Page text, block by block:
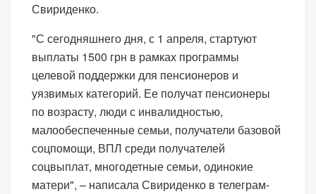
Свириденко.
"С сегодняшнего дня, с 1 апреля, стартуют
выплаты 1500 грн в рамках программы
целевой поддержки для пенсионеров и
уязвимых категорий. Ее получат пенсионеры
по возрасту, люди с инвалидностью,
малообеспеченные семьи, получатели базовой
соцпомощи, ВПЛ среди получателей
соцвыплат, многодетные семьи, одинокие
матери", – написала Свириденко в телеграм-